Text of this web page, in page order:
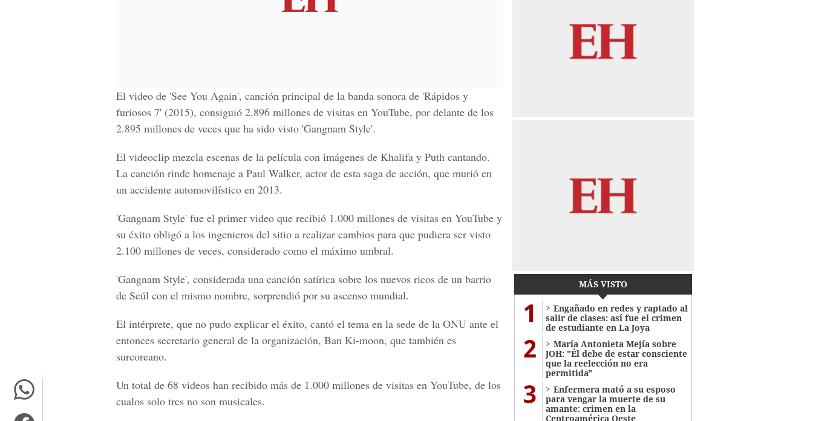
El video de 'See You Again', canción principal de la banda sonora de 'Rápidos y
furiosos 7' (2015), consiguió 2.896 millones de visitas en YouTube, por delante de los
2.895 millones de veces que ha sido visto 'Gangnam Style'.
El videoclip mezcla escenas de la película con imágenes de Khalifa y Puth cantando.
La canción rinde homenaje a Paul Walker, actor de esta saga de acción, que murió en
un accidente automovilístico en 2013.
'Gangnam Style' fue el primer video que recibió 1.000 millones de visitas en YouTube y
su éxito obligó a los ingenieros del sitio a realizar cambios para que pudiera ser visto
2.100 millones de veces, considerado como el máximo umbral.
'Gangnam Style', considerada una canción satírica sobre los nuevos ricos de un barrio
de Seúl con el mismo nombre, sorprendió por su ascenso mundial.
El intérprete, que no pudo explicar el éxito, cantó el tema en la sede de la ONU ante el
entonces secretario general de la organización, Ban Ki-moon, que también es
surcoreano.
Un total de 68 videos han recibido más de 1.000 millones de visitas en YouTube, de los
cualos solo tres no son musicales.
MÁS VISTO
1
Engañado en redes y raptado al
salir de clases: así fue el crimen
de estudiante en La Joya
2
María Antonieta Mejía sobre
JOH: "Él debe de estar consciente
que la reelección no era
permitida"
3
Enfermera mató a su esposo
para vengar la muerte de su
amante: crimen en la
Centroamérica Oeste